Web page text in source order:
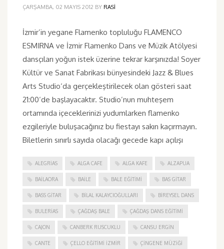
ÇARŞAMBA, 02 MAYIS 2012 BY RASI
İzmir’in yegane Flamenko topluluğu FLAMENCO
ESMIRNA ve İzmir Flamenko Dans ve Müzik Atölyesi
dansçıları yoğun istek üzerine tekrar karşınızda! Soyer
Kültür ve Sanat Fabrikası bünyesindeki Jazz & Blues
Arts Studio‘da gerçekleştirilecek olan gösteri saat
21:00‘de başlayacaktır. Studio’nun muhteşem
ortamında içeceklerinizi yudumlarken flamenko
ezgileriyle buluşacağınız bu fiestayı sakın kaçırmayın.
Biletlerin sınırlı sayıda olacağı gecede kapı açılışı
ALEGRIAS ALGA CAFE ALGA KAFE ALZAPUA
BAILAORA BAILE BALE EĞITIMI BAS GITAR
BASS GITAR BILAL KALAYCIOĞULLARI BIREYSEL DANS
BULERIAS ÇAĞDAŞ BALE ÇAĞDAŞ DANS EĞITIMI
CAJON CANBERK RUSCUKLU CANSU ERGIN
CANTE ÇELLO EĞITIMI İZMIR ÇINGENE MÜZIĞI